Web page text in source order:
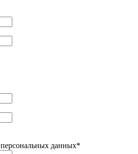
персональных данных*